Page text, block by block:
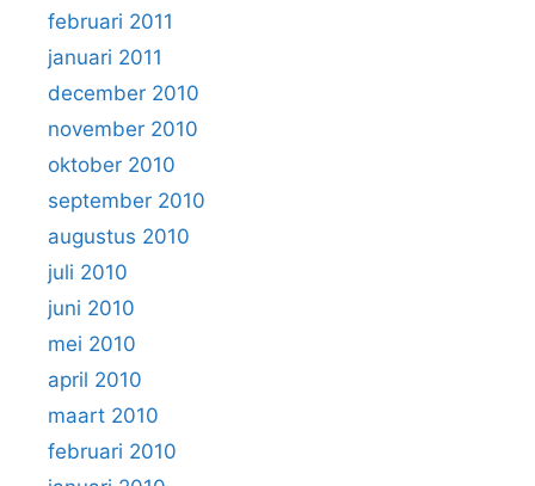
februari 2011
januari 2011
december 2010
november 2010
oktober 2010
september 2010
augustus 2010
juli 2010
juni 2010
mei 2010
april 2010
maart 2010
februari 2010